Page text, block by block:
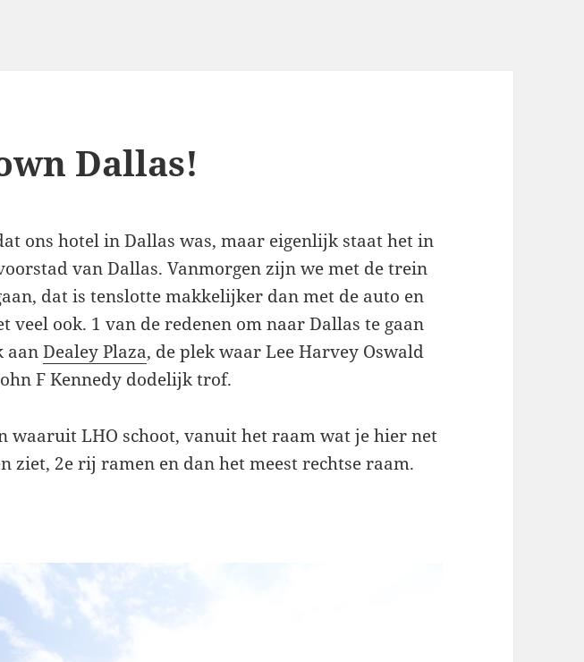
Dallas!
ons hotel in Dallas was, maar eigenlijk staat het in
van Dallas. Vanmorgen zijn we met de trein
dat is tenslotte makkelijker dan met de auto en
veel ook. 1 van de redenen om naar Dallas te gaan
aanDealey Plaza, de plek waar Lee Harvey Oswald
F Kennedy dodelijk trof.
waaruit LHO schoot, vanuit het raam wat je hier net
ziet, 2e rij ramen en dan het meest rechtse raam.